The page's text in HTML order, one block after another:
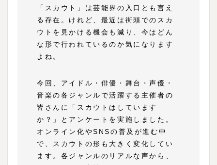
「スカウト」は芸能界の入口とも言え
る存在。けれど、最近は街頭でのスカ
ウトを見かける機会も減り、今はどん
な形で行われているのか気になります
よね。
今回、アイドル・俳優・舞台・声優・
音楽の各ジャンルで活躍する主催者の
皆さんに「スカウトはしています
か？」とアンケートを実施しました。
オンライン化やSNSの普及が進む中
で、スカウトの形も大きく変化してい
ます。各ジャンルのリアルな声から、